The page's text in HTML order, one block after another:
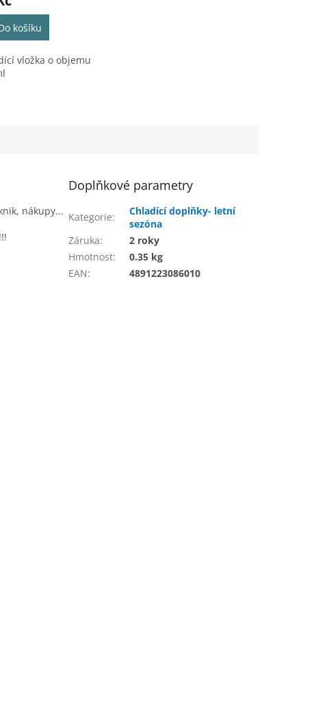
košíku
vložka o objemu
nákupy...
Doplňkové parametry
Kategorie:
Chladící doplňky- letní
sezóna
Záruka:
2 roky
Hmotnost:
0.35 kg
EAN: 4891223086010